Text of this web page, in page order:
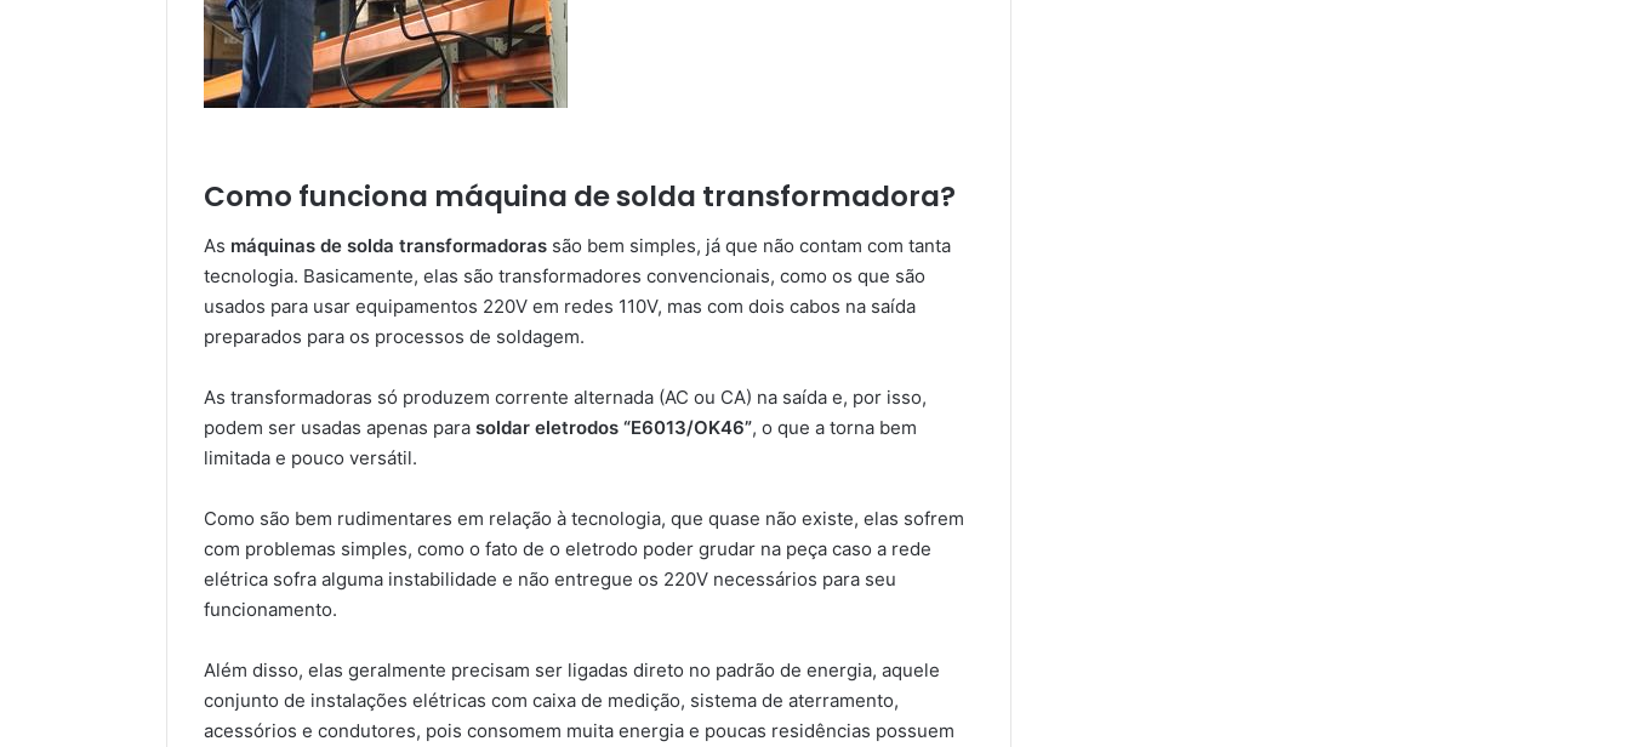
Como funciona máquina de solda transformadora?
As máquinas de solda transformadoras são bem simples, já que não contam com tanta
tecnologia. Basicamente, elas são transformadores convencionais, como os que são
usados para usar equipamentos 220V em redes 110V, mas com dois cabos na saída
preparados para os processos de soldagem.
As transformadoras só produzem corrente alternada (AC ou CA) na saída e, por isso,
podem ser usadas apenas para soldar eletrodos “E6013/OK46”, o que a torna bem
limitada e pouco versátil.
Como são bem rudimentares em relação à tecnologia, que quase não existe, elas sofrem
com problemas simples, como o fato de o eletrodo poder grudar na peça caso a rede
elétrica sofra alguma instabilidade e não entregue os 220V necessários para seu
funcionamento.
Além disso, elas geralmente precisam ser ligadas direto no padrão de energia, aquele
conjunto de instalações elétricas com caixa de medição, sistema de aterramento,
acessórios e condutores, pois consomem muita energia e poucas residências possuem